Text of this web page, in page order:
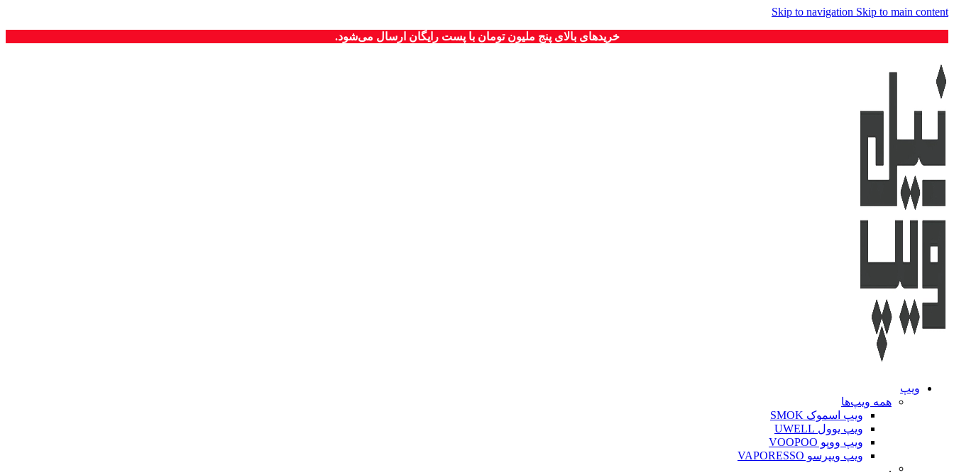
Skip to navigation Skip to main content
خریدهای بالای پنج ملیون تومان با پست رایگان ارسال می‌شود.
ویپ‌
همه ویپ‌ها
ویپ اسموک SMOK
ویپ یوول UWELL
ویپ ووپو VOOPOO
ویپ ویپرسو VAPORESSO
.